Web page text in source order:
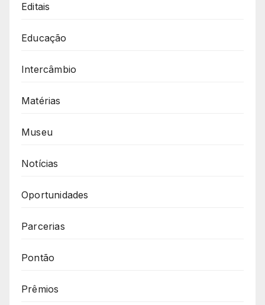
Editais
Educação
Intercâmbio
Matérias
Museu
Notícias
Oportunidades
Parcerias
Pontão
Prêmios